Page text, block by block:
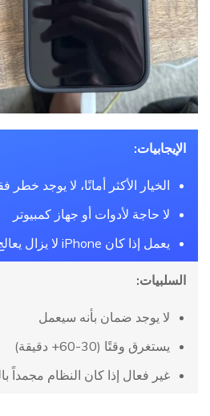
الإيجابيات:
الخيار الأكثر أمانًا، لا يوجد خطر
لا حاجة لأدوات أو جهاز كمبيوتر
يعمل إذا كان iPhone لا يزال يعالج في الخلفية
السلبيات:
لا يوجد ضمان بأنه سيعمل
يستغرق وقتًا (30-60+ دقيقة)
غير فعال إذا كان النظام مجمداً